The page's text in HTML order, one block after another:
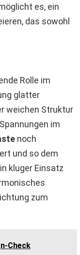
es, ein
das sowohl
Rolle im
glatter
weichen Struktur
im
noch
und so dem
kluger Einsatz
zum
Check